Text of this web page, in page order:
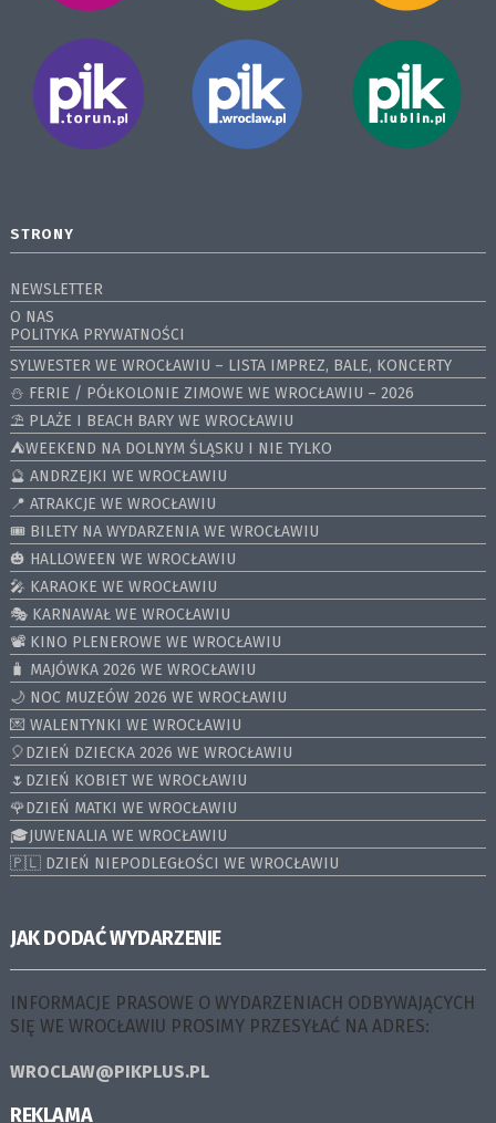
STRONY
NEWSLETTER
O NAS
POLITYKA PRYWATNOŚCI
SYLWESTER WE WROCŁAWIU – LISTA IMPREZ, BALE, KONCERTY
⛄️ FERIE / PÓŁKOLONIE ZIMOWE WE WROCŁAWIU – 2026
⛱️ PLAŻE I BEACH BARY WE WROCŁAWIU
⛺️WEEKEND NA DOLNYM ŚLĄSKU I NIE TYLKO
🔮 ANDRZEJKI WE WROCŁAWIU
📍 ATRAKCJE WE WROCŁAWIU
🎟️ BILETY NA WYDARZENIA WE WROCŁAWIU
🎃 HALLOWEEN WE WROCŁAWIU
🎤 KARAOKE WE WROCŁAWIU
🎭 KARNAWAŁ WE WROCŁAWIU
📽️ KINO PLENEROWE WE WROCŁAWIU
🧳 MAJÓWKA 2026 WE WROCŁAWIU
🌙 NOC MUZEÓW 2026 WE WROCŁAWIU
💌 WALENTYNKI WE WROCŁAWIU
🎈DZIEŃ DZIECKA 2026 WE WROCŁAWIU
🌷DZIEŃ KOBIET WE WROCŁAWIU
🌹DZIEŃ MATKI WE WROCŁAWIU
🎓JUWENALIA WE WROCŁAWIU
🇵🇱 DZIEŃ NIEPODLEGŁOŚCI WE WROCŁAWIU
JAK DODAĆ WYDARZENIE
INFORMACJE PRASOWE O WYDARZENIACH ODBYWAJĄCYCH
SIĘ WE WROCŁAWIU PROSIMY PRZESYŁAĆ NA ADRES:
WROCLAW@PIKPLUS.PL
REKLAMA